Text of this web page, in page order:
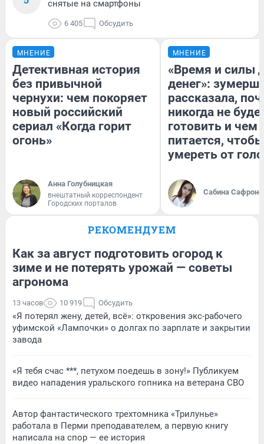
снятые на смартфоны
6 405 Обсудить
МНЕНИЕ
Детективная история
без привычной
чернухи: чем покоряет
новый российский
сериал «Когда горит
огонь»
Анна Голубницкая
внештатный корреспондент
Городских порталов
МНЕНИЕ
«Время и силы
денег»:
рассказала,
никогда не
готовить и чем
питается,
умереть от
Сабина
РЕКОМЕНДУЕМ
Как за август подготовить огород к
зиме и не потерять урожай — советы
агронома
13 часов 10 919 Обсудить
«Я потерял жену, детей, всё»: откровения экс-рабочего
уфимской «Лампочки» о долгах по зарплате и закрытии
завода
«Я тебя счас ***, петухом поедешь в зону!» Публикуем
видео нападения уральского гопника на ветерана СВО
Автор фантастического трехтомника «Трилунье»
работала в Перми преподавателем, а первую книгу
написала на спор — ее история